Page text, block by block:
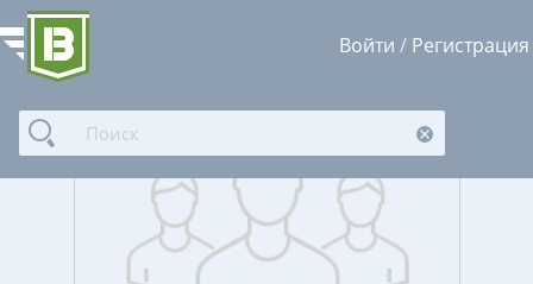
Войти / Регистрация